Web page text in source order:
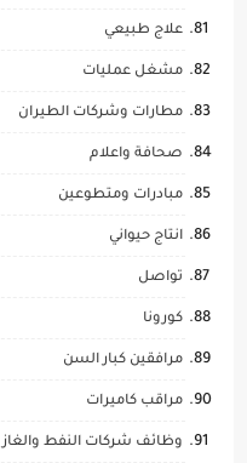
علاج طبيعي
مشغل عمليات
مطارات وشركات الطيران
صحافة واعلام
مبادرات ومتطوعين
انتاج حيواني
تواصل
كورونا
مرافقين كبار السن
مراقب كاميرات
وظائف شركات النفط والغاز